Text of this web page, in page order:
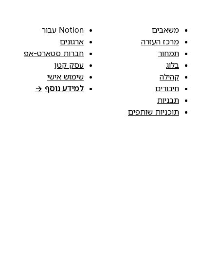
משאבים
מרכז העזרה
תמחור
בלוג
קהילה
חיבורים
תבניות
תוכניות שותפים
Notion עבור
ארגונים
חברות סטארט-אפ
עסק קטן
שימוש אישי
למידע נוסף →